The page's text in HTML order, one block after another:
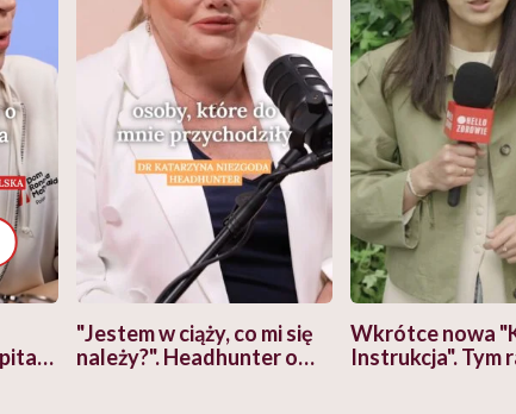
"Jestem w ciąży, co mi się
należy?". Headhunter o
Wkrótce nowa
Instrukcja". Tym